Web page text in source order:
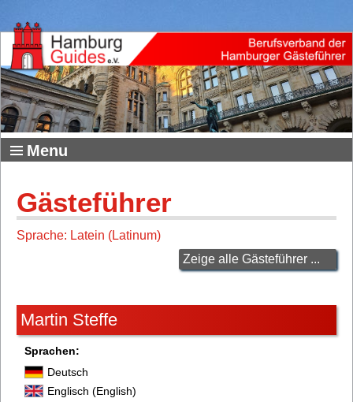
Menu
Gästeführer
Sprache: Latein (Latinum)
Zeige alle Gästeführer ...
Martin Steffe
Sprachen:
Deutsch
Englisch (English)